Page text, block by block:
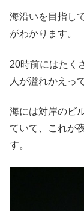
海沿いを目指し
がわかります。
20時前にはたく
人が溢れかえっ
海には対岸のビ
ていて、これが
す。